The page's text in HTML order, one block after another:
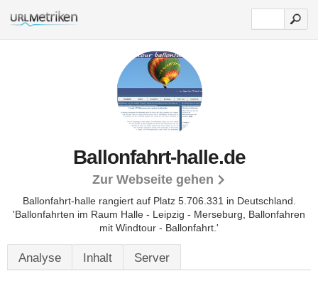
Ballonfahrt-halle.de
Zur Webseite gehen
Ballonfahrt-halle rangiert auf Platz 5.706.331 in Deutschland.
'Ballonfahrten im Raum Halle - Leipzig - Merseburg, Ballonfahren
mit Windtour - Ballonfahrt.'
Analyse Inhalt Server